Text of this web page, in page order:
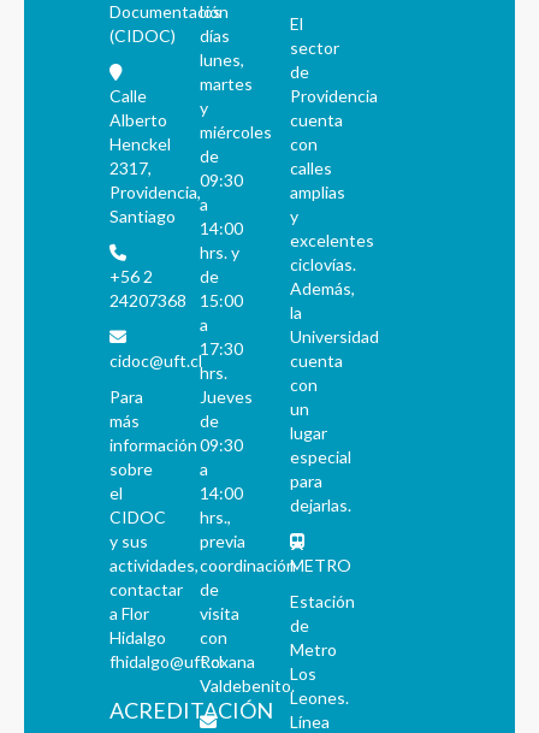
Documentación
(CIDOC)
Calle
Alberto
Henckel
2317,
Providencia,
Santiago
+56 2
24207368
cidoc@uft.cl
Para
más
información
sobre
el
CIDOC
y sus
actividades,
contactar
a Flor
Hidalgo
fhidalgo@uft.cl
ACREDITACIÓN
los
días
lunes,
martes
y
miércoles
de
09:30
a
14:00
hrs. y
de
15:00
a
17:30
hrs.
Jueves
de
09:30
a
14:00
hrs.,
previa
coordinación
de
visita
con
Roxana
Valdebenito.
El
sector
de
Providencia
cuenta
con
calles
amplias
y
excelentes
ciclovías.
Además,
la
Universidad
cuenta
con
un
lugar
especial
para
dejarlas.
METRO
Estación
de
Metro
Los
Leones.
Línea